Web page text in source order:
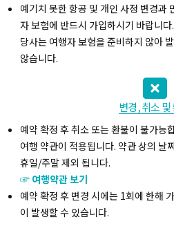
예기치 못한 항공 및 개인 사정 변경과
자 보험에 반드시 가입하시기 바랍니다.
당사는 여행자 보험을 준비하지 않아
않습니다.
변경, 취소 및
예약 확정 후 취소 또는 환불이 불가능
여행 약관이 적용됩니다. 약관 상의 날
휴일/주말 제외 됩니다.
☞ 여행약관 보기
예약 확정 후 변경 시에는 1회에 한해
이 발생할 수 있습니다.